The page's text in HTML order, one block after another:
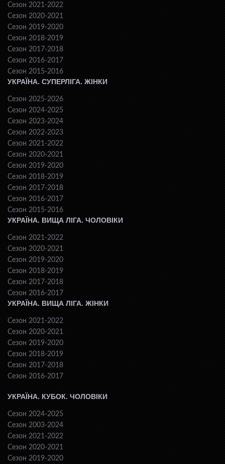
Сезон 2021-2022
Сезон 2020-2021
Сезон 2019-2020
Сезон 2018-2019
Сезон 2017-2018
Сезон 2016-2017
Сезон 2015-2016
УКРАЇНА. СУПЕРЛІГА. ЖІНКИ
Сезон 2025-2026
Сезон 2024-2025
Сезон 2023-2024
Сезон 2022-2023
Сезон 2021-2022
Сезон 2020-2021
Сезон 2019-2020
Сезон 2018-2019
Сезон 2017-2018
Сезон 2016-2017
Сезон 2015-2016
УКРАЇНА. ВИЩА ЛІГА. ЧОЛОВІКИ
Сезон 2021-2022
Сезон 2020-2021
Сезон 2019-2020
Сезон 2018-2019
Сезон 2017-2018
Сезон 2016-2017
УКРАЇНА. ВИЩА ЛІГА. ЖІНКИ
Сезон 2021-2022
Сезон 2020-2021
Сезон 2019-2020
Сезон 2018-2019
Сезон 2017-2018
Сезон 2016-2017
УКРАЇНА. КУБОК. ЧОЛОВІКИ
Сезон 2024-2025
Сезон 2003-2024
Сезон 2021-2022
Сезон 2020-2021
Сезон 2019-2020